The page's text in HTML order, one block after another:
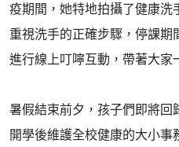
疫期間，她特地拍攝了健康洗
重視洗手的正確步驟，停課期
進行線上叮嚀互動，帶著大家
暑假結束前夕，孩子們即將回
開學後維護全校健康的大小